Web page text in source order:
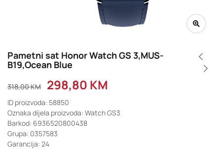
Pametni sat Honor Watch GS 3,MUS-
B19,Ocean Blue
318,00KM 298,80 KM
ID proizvoda: 58850
Oznaka dijela proizvoda: Watch GS3
Barkod: 6936520800438
Grupa: 0357583
Garancija: 24